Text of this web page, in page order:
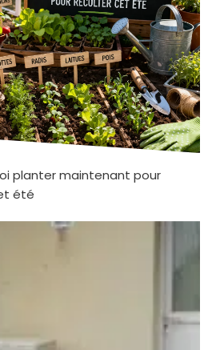
planter maintenant pour
été